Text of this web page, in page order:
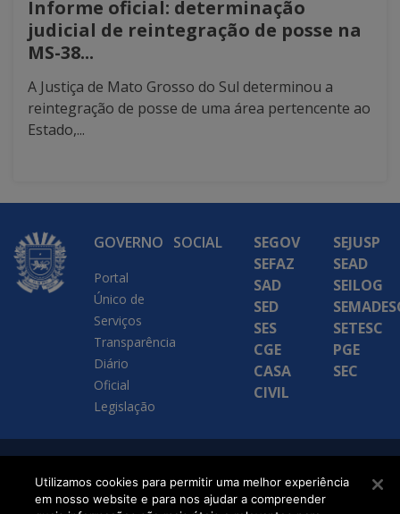
Informe oficial: determinação
judicial de reintegração de posse na
MS-38...
A Justiça de Mato Grosso do Sul determinou a
reintegração de posse de uma área pertencente ao
Estado,...
GOVERNO
Portal
Único de
Serviços
Transparência
Diário
Oficial
Legislação
SOCIAL
SEGOV
SEFAZ
SAD
SED
SES
CGE
CASA
CIVIL
SEJUSP
SEAD
SEILOG
SETESC
PGE
SEC
SETDIG | Secretaria-
Executiva de
Utilizamos cookies para permitir uma melhor experiência
em nosso website e para nos ajudar a compreender